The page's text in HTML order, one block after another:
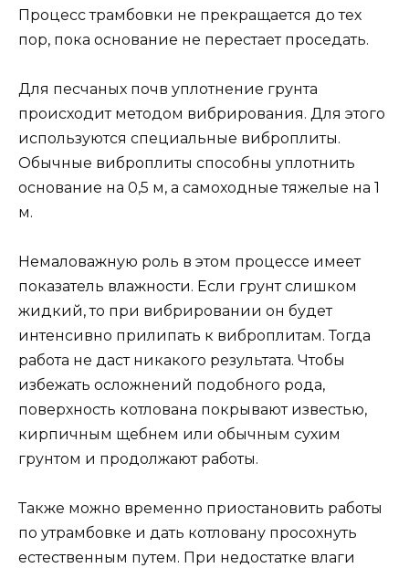
Процесс трамбовки не прекращается до тех
пор, пока основание не перестает проседать.
Для песчаных почв уплотнение грунта
происходит методом вибрирования. Для этого
используются специальные виброплиты.
Обычные виброплиты способны уплотнить
основание на 0,5 м, а самоходные тяжелые на 1
м.
Немаловажную роль в этом процессе имеет
показатель влажности. Если грунт слишком
жидкий, то при вибрировании он будет
интенсивно прилипать к виброплитам. Тогда
работа не даст никакого результата. Чтобы
избежать осложнений подобного рода,
поверхность котлована покрывают известью,
кирпичным щебнем или обычным сухим
грунтом и продолжают работы.
Также можно временно приостановить работы
по утрамбовке и дать котловану просохнуть
естественным путем. При недостатке влаги